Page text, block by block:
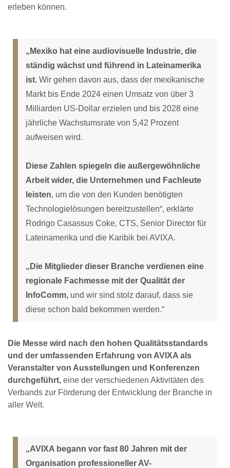
erleben können.
„Mexiko hat eine audiovisuelle Industrie, die
ständig wächst und führend in Lateinamerika
ist. Wir gehen davon aus, dass der mexikanische
Markt bis Ende 2024 einen Umsatz von über 3
Milliarden US-Dollar erzielen und bis 2028 eine
jährliche Wachstumsrate von 5,42 Prozent
aufweisen wird.
Diese Zahlen spiegeln die außergewöhnliche
Arbeit wider, die Unternehmen und Fachleute
leisten, um die von den Kunden benötigten
Technologielösungen bereitzustellen“, erklärte
Rodrigo Casassus Coke, CTS, Senior Director für
Lateinamerika und die Karibik bei AVIXA.
„Die Mitglieder dieser Branche verdienen eine
regionale Fachmesse mit der Qualität der
InfoComm, und wir sind stolz darauf, dass sie
diese schon bald bekommen werden.“
Die Messe wird nach den hohen Qualitätsstandards
und der umfassenden Erfahrung von AVIXA als
Veranstalter von Ausstellungen und Konferenzen
durchgeführt, eine der verschiedenen Aktivitäten des
Verbands zur Förderung der Entwicklung der Branche in
aller Welt.
„AVIXA begann vor fast 80 Jahren mit der
Organisation professioneller AV-